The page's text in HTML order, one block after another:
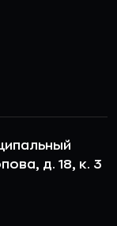
д. 18, к. 3